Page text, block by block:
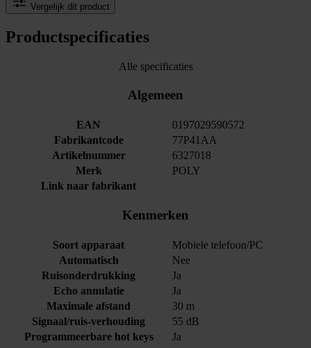
Vergelijk dit product
Productspecificaties
Alle specificaties
Algemeen
EAN
0197029590572
Fabrikantcode
77P41AA
Artikelnummer
6327018
Merk
POLY
Link naar fabrikant
Kenmerken
Soort apparaat
Mobiele telefoon/PC
Automatisch
Nee
Ruisonderdrukking
Ja
Echo annulatie
Ja
Maximale afstand
30 m
Signaal/ruis-verhouding
55 dB
Programmeerbare hot keys
Ja